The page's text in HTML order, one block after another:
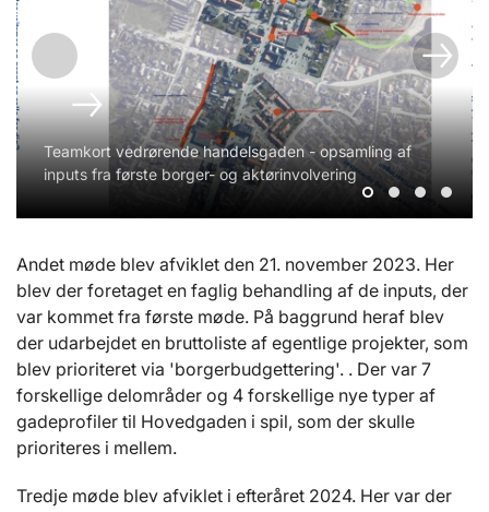
Teamkort vedrørende handelsgaden - opsamling af
inputs fra første borger- og aktørinvolvering
Teamkort vedrørende trafik - opsamling af inputs fra
første borger- og aktørinvolvering
Teamkort vedrørende ophold og mødesteder -
opsamling af inputs fra første borger- og
aktørinvolvering
Teamkort vedrørende kunst og aktivitet - opsamling af
inputs fra første borger- og aktørinvolvering
Andet møde blev afviklet den 21. november 2023. Her
blev der foretaget en faglig behandling af de inputs, der
var kommet fra første møde. På baggrund heraf blev
der udarbejdet en bruttoliste af egentlige projekter, som
blev prioriteret via 'borgerbudgettering'. . Der var 7
forskellige delområder og 4 forskellige nye typer af
gadeprofiler til Hovedgaden i spil, som der skulle
prioriteres i mellem.
Tredje møde blev afviklet i efteråret 2024. Her var der